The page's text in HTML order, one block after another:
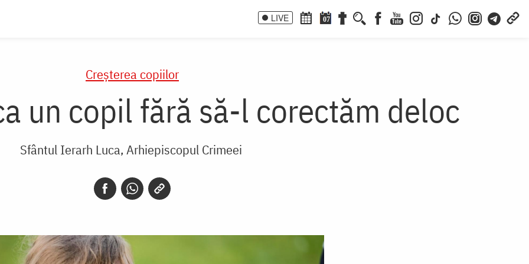
LIVE 07
Creşterea copiilor
un copil fără să-l corectăm deloc
Sfântul Ierarh Luca, Arhiepiscopul Crimeei